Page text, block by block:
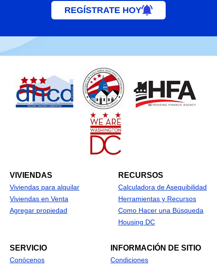
REGÍSTRATE HOY
VIVIENDAS
Viviendas para alquilar
Viviendas en Venta
Agregar propiedad
RECURSOS
Calculadora de Asequibilidad
Herramientas y Recursos
Como Hacer una Búsqueda
Housing DC
SERVICIO
Conócenos
INFORMACIÓN DE SITIO
Condiciones